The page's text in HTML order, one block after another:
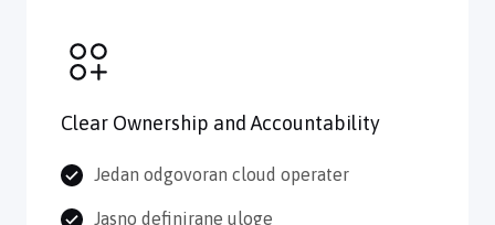
Clear Ownership and Accountability
Jedan odgovoran cloud operater
Jasno definirane uloge